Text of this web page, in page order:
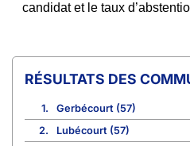
candidat et le taux
1.
Gerbécourt (57)
2.
Lubécourt (57)